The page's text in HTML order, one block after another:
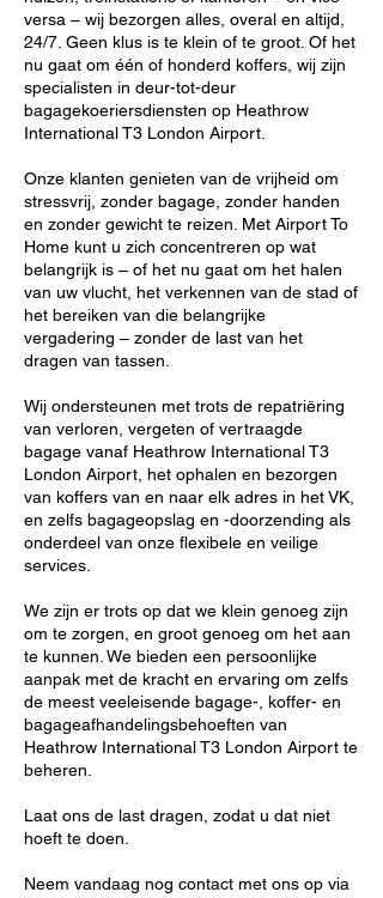
versa – wij bezorgen alles, overal en altijd,
24/7. Geen klus is te klein of te groot. Of het
nu gaat om één of honderd koffers, wij zijn
specialisten in deur-tot-deur
bagagekoeriersdiensten op Heathrow
International T3 London Airport.
Onze klanten genieten van de vrijheid om
stressvrij, zonder bagage, zonder handen
en zonder gewicht te reizen. Met Airport To
Home kunt u zich concentreren op wat
belangrijk is – of het nu gaat om het halen
van uw vlucht, het verkennen van de stad of
het bereiken van die belangrijke
vergadering – zonder de last van het
dragen van tassen.
Wij ondersteunen met trots de repatriëring
van verloren, vergeten of vertraagde
bagage vanaf Heathrow International T3
London Airport, het ophalen en bezorgen
van koffers van en naar elk adres in het VK,
en zelfs bagageopslag en -doorzending als
onderdeel van onze flexibele en veilige
services.
We zijn er trots op dat we klein genoeg zijn
om te zorgen, en groot genoeg om het aan
te kunnen. We bieden een persoonlijke
aanpak met de kracht en ervaring om zelfs
de meest veeleisende bagage-, koffer- en
bagageafhandelingsbehoeften van
Heathrow International T3 London Airport te
beheren.
Laat ons de last dragen, zodat u dat niet
hoeft te doen.
Neem vandaag nog contact met ons op via